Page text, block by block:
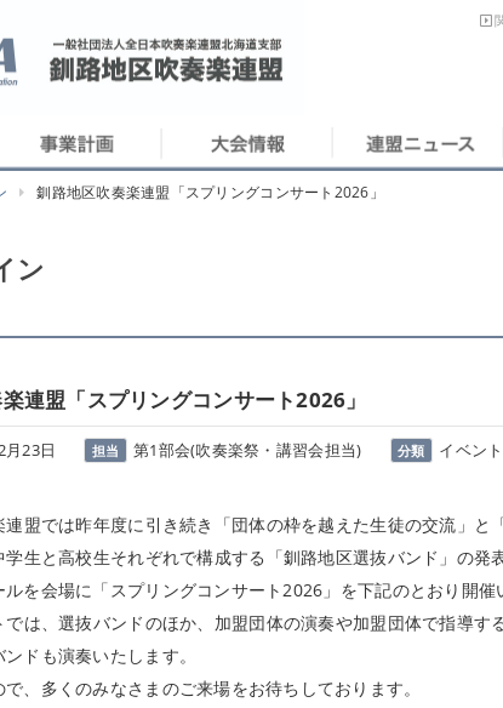
釧路地区吹奏楽連盟「スプリングコンサート2026」
ン
連盟「スプリングコンサート2026」
月23日 担当 第1部会(吹奏楽祭・講習会担当) 分類 イベント
盟では昨年度に引き続き「団体の枠を越えた生徒の交流」と
生と高校生それぞれで構成する「釧路地区選抜バンド」の発
を会場に「スプリングコンサート2026」を下記のとおり開催
は、選抜バンドのほか、加盟団体の演奏や加盟団体で指導す
ドも演奏いたします。
、多くのみなさまのご来場をお待ちしております。